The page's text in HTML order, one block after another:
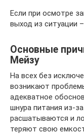
Если при осмотре
выход из ситуации
Основные
Мейзу
На всех без
возникают
адекватное
шнура питания из-
расшатываются и
теряют свою